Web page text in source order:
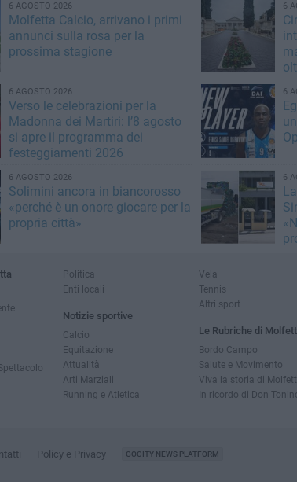
6 AGOSTO 2026
Molfetta Calcio, arrivano i primi
annunci sulla rosa per la
prossima stagione
6
6 AGOSTO 2026
Verso le celebrazioni per la
Madonna dei Martiri: l’8 agosto
si apre il programma dei
festeggiamenti 2026
6
6 AGOSTO 2026
Solimini ancora in biancorosso
«perché è un onore giocare per la
propria città»
6
Politica
Enti locali
Notizie sportive
Calcio
Equitazione
Attualità
Arti Marziali
Running e Atletica
Vela
Tennis
Altri sport
Le Rubriche di
Bordo Campo
Salute e Movimento
Viva la storia di
In ricordo di Don
Policy e Privacy GOCITY NEWS PLATFORM